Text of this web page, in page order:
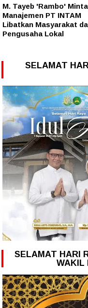
M. Tayeb 'Rambo' Minta
Manajemen PT INTAM
Libatkan Masyarakat
Pengusaha Lokal
SELAMAT
SELAMAT HARI
WAKIL